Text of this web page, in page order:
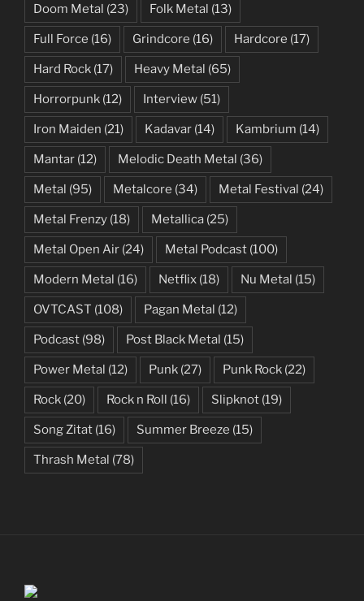
Doom Metal (23) Folk Metal (13)
Full Force (16) Grindcore (16) Hardcore (17)
Hard Rock (17) Heavy Metal (65)
Horrorpunk (12) Interview (51)
Iron Maiden (21) Kadavar (14) Kambrium (14)
Mantar (12) Melodic Death Metal (36)
Metal (95) Metalcore (34) Metal Festival (24)
Metal Frenzy (18) Metallica (25)
Metal Open Air (24) Metal Podcast (100)
Modern Metal (16) Netflix (18) Nu Metal (15)
OVTCAST (108) Pagan Metal (12)
Podcast (98) Post Black Metal (15)
Power Metal (12) Punk (27) Punk Rock (22)
Rock (20) Rock n Roll (16) Slipknot (19)
Song Zitat (16) Summer Breeze (15)
Thrash Metal (78)